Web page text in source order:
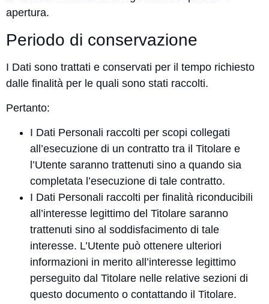
apertura.
Periodo di conservazione
I Dati sono trattati e conservati per il tempo richiesto
dalle finalità per le quali sono stati raccolti.
Pertanto:
I Dati Personali raccolti per scopi collegati
all’esecuzione di un contratto tra il Titolare e
l’Utente saranno trattenuti sino a quando sia
completata l’esecuzione di tale contratto.
I Dati Personali raccolti per finalità riconducibili
all’interesse legittimo del Titolare saranno
trattenuti sino al soddisfacimento di tale
interesse. L’Utente può ottenere ulteriori
informazioni in merito all’interesse legittimo
perseguito dal Titolare nelle relative sezioni di
questo documento o contattando il Titolare.